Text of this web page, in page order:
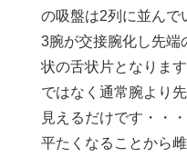
の吸盤は2列に並んで
3腕が交接腕化し先端
状の舌状片となりま
ではなく通常腕より
見えるだけです・・
平たくなることから